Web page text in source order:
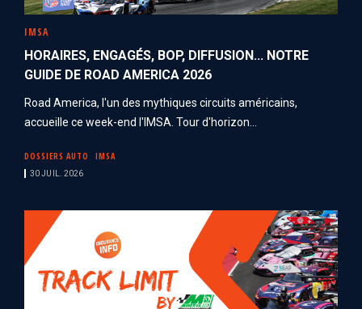
IMSA
HORAIRES, ENGAGÉS, BOP, DIFFUSION... NOTRE
GUIDE DE ROAD AMERICA 2026
Road America, l'un des mythiques circuits américains,
accueille ce week-end l'IMSA. Tour d'horizon...
DOSSIERS AUTO IMSA
30 JUIL. 2026